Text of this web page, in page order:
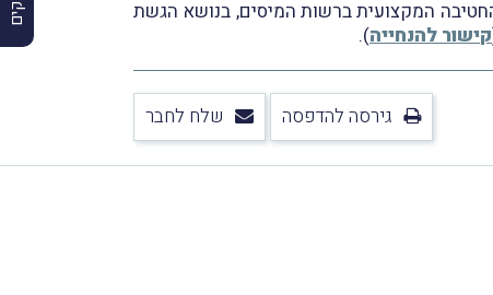
של רו"ח אמיר דוידוב, מנהל החטיבה המקצועית ברשות המיסים, בנושא הגשת
קישור להנחייה).
גירסה להדפסה שלח לחבר